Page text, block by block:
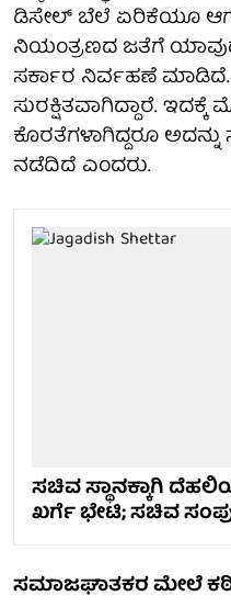
ಡಿಸೇಲ್ ಬೆಲೆ ಏರಿಕೆಯೂ
ನಿಯಂತ್ರಣದ ಜತೆಗೆ
ಸರ್ಕಾರ ನಿರ್ವಹಣೆ
ಸುರಕ್ಷಿತವಾಗಿದ್ದಾರೆ.
ಕೊರತೆಗಳಾಗಿದ್ದರೂ
ನಡೆದಿದೆ ಎಂದರು.
ಸಚಿವ ಸ್ಥಾನಕ್ಕಾಗಿ
ಖರ್ಗೆ ಭೇಟಿ; ಸಚಿವ
ಸಮಾಜಘಾತಕರ ಮೇಲೆ